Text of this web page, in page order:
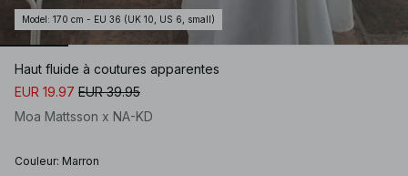
Model : 170 cm - EU 36 (UK 10, US 6, small)
Haut fluide à coutures apparentes
EUR 19.97 EUR 39.95
Moa Mattsson x NA-KD
Couleur: Marron